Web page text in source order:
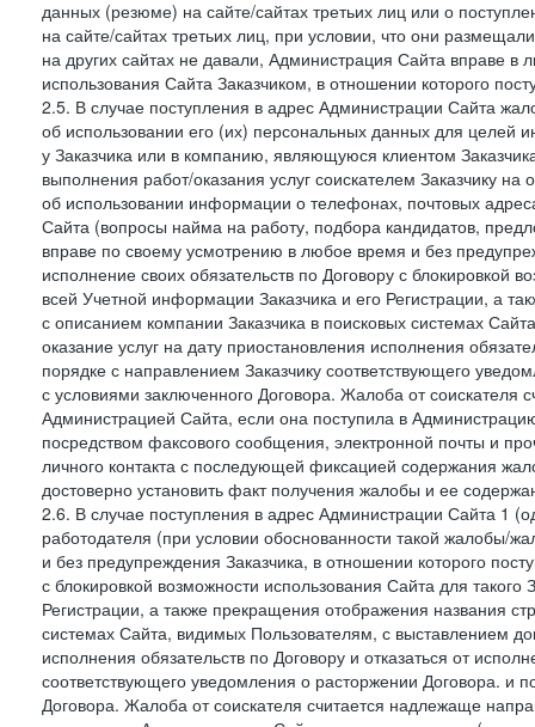
данных (резюме) на сайте/сайтах третьих лиц или о
на сайте/сайтах третьих лиц, при условии, что они
на других сайтах не давали, Администрация Сайта вправе в
использования Сайта Заказчиком, в отношении которого
2.5. В случае поступления в адрес Администрации Сайта
об использовании его (их) персональных данных для целей
у Заказчика или в компанию, являющуюся клиентом
выполнения работ/оказания услуг соискателем Заказчику
об использовании информации о телефонах, почтовых
Сайта (вопросы найма на работу, подбора кандидатов,
вправе по своему усмотрению в любое время и без
исполнение своих обязательств по Договору с блокировкой
всей Учетной информации Заказчика и его Регистрации, а
с описанием компании Заказчика в поисковых системах
оказание услуг на дату приостановления исполнения
порядке с направлением Заказчику соответствующего
с условиями заключенного Договора. Жалоба от
Администрацией Сайта, если она поступила в
посредством факсового сообщения, электронной почты и
личного контакта с последующей фиксацией содержания
достоверно установить факт получения жалобы и ее
2.6. В случае поступления в адрес Администрации Сайта 1
работодателя (при условии обоснованности такой
и без предупреждения Заказчика, в отношении которого
с блокировкой возможности использования Сайта для
Регистрации, а также прекращения отображения названия
системах Сайта, видимых Пользователям, с выставлением
исполнения обязательств по Договору и отказаться от
соответствующего уведомления о расторжении Договора. и
Договора. Жалоба от соискателя считается надлежаще